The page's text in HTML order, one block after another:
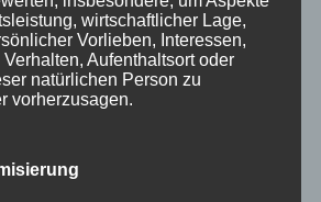
und
ist für seinen reichen
— Gründerzeitfassaden,
Doch genau dieser Charme stellt
wirtschaftlicher Lage,
Vorlieben, Interessen,
Aufenthaltsort oder
natürlichen Person zu
vorherzusagen.